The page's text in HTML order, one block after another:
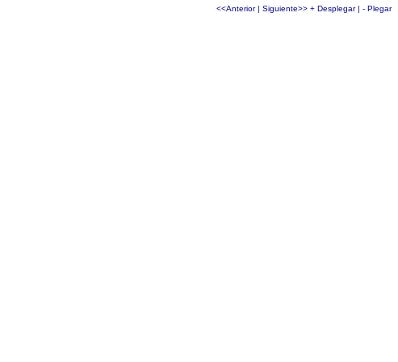
<<Anterior| Siguiente>> + Desplegar| - Plegar